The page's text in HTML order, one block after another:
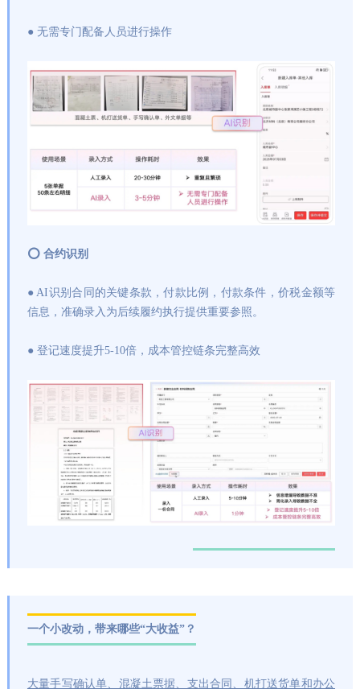
● 无需专门配备人员进行操作
⭕ 合约识别
● AI识别合同的关键条款，付款比例，付款条件，价税金额等
信息，准确录入为后续履约执行提供重要参照。
● 登记速度提升5-10倍，成本管控链条完整高效
一个小改动，带来哪些“大收益”？
大量手写确认单、混凝土票据、支出合同、机打送货单和办公